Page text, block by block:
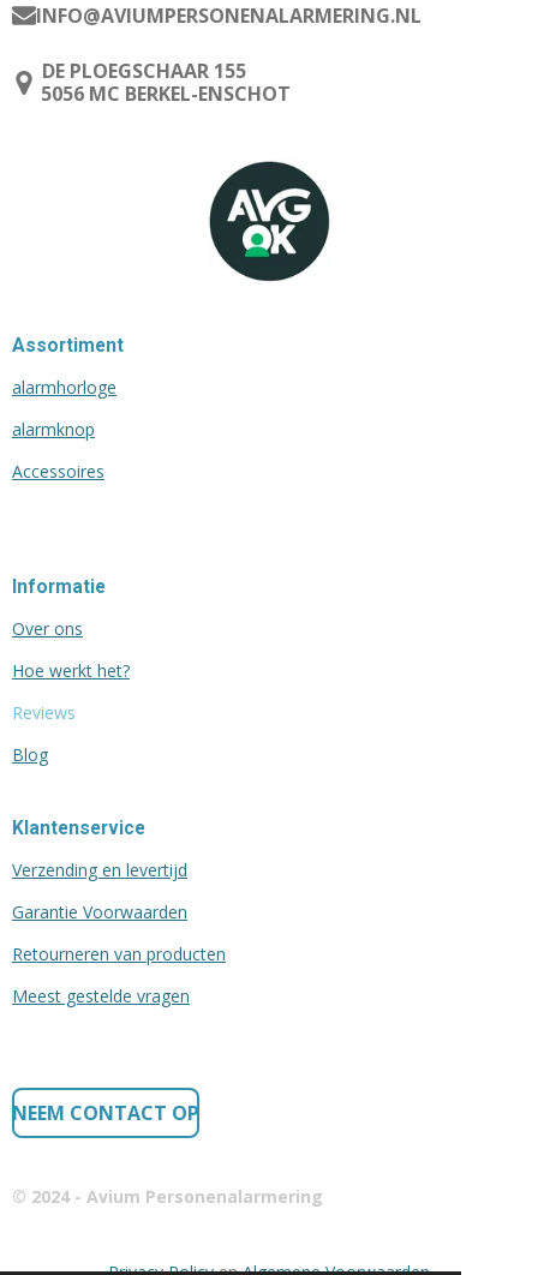
INFO@AVIUMPERSONENALARMERING.NL
DE PLOEGSCHAAR 155
5056 MC BERKEL-ENSCHOT
Assortiment
alarmhorloge
alarmknop
Accessoires
Informatie
Over ons
Hoe werkt het?
Reviews
Blog
Klantenservice
Verzending en levertijd
Garantie Voorwaarden
Retourneren van producten
Meest gestelde vragen
NEEM CONTACT OP
© 2024 - Avium Personenalarmering